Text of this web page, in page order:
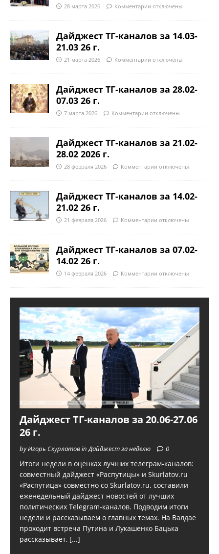
28 марта 2026 Комментарии отключены
Дайджест ТГ-каналов за 14.03-
21.03 26 г.
21 марта 2026 Комментарии отключены
Дайджест ТГ-каналов за 28.02-
07.03 26 г.
7 марта 2026 Комментарии отключены
Дайджест ТГ-каналов за 21.02-
28.02 2026 г.
28 февраля 2026 Комментарии отключены
Дайджест ТГ-каналов за 14.02-
21.02 26 г.
21 февраля 2026 Комментарии отключены
Дайджест ТГ-каналов за 07.02-
14.02 26 г.
14 февраля 2026 Комментарии отключены
Дайджест ТГ-каналов за 20.06-27.06
26 г.
by Игорь Скурлатов in Дайджест за неделю 0
Итоги недели в оценках лучших телеграм-каналов:
совместный дайджест «Распутицы» и Skurlatov.ru
«Распутица» совместно со Skurlatov.ru. составили
еженедельный дайджест новостей от лучших
политических Telegram-каналов. Подводим итоги
недели и рассказываем о главных темах. На Валдае
проходит встреча Путина и Лукашенко Бацька
рассказывает, [...]